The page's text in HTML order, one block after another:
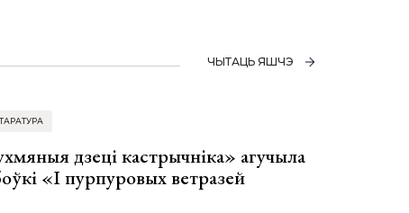
ЧЫТАЦЬ ЯШЧЭ
дзеці кастрычніка» агучыла
«І пурпуровых ветразей